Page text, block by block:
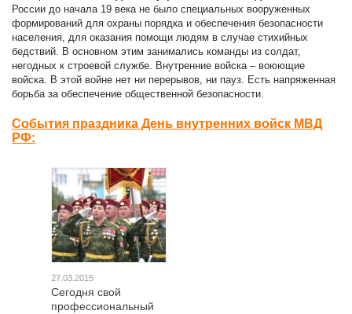
России до начала 19 века не было специальных вооруженных
формирований для охраны порядка и обеспечения безопасности
населения, для оказания помощи людям в случае стихийных
бедствий. В основном этим занимались команды из солдат,
негодных к строевой службе. Внутренние войска – воюющие
войска. В этой войне нет ни перерывов, ни пауз. Есть напряженная
борьба за обеспечение общественной безопасности.
События праздника День внутренних войск МВД
РФ:
27.03.2015
Сегодня свой
профессиональный